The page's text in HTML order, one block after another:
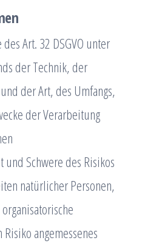
Art. 32 DSGVO unter
der Technik, der
der Art, des Umfangs,
der Verarbeitung
Schwere des Risikos
natürlicher Personen,
angemessenes